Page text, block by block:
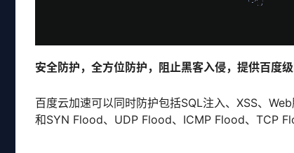
安全防护，全方位防护，阻止黑客入侵，提供百度
百度云加速可以同时防护包括SQL注入、XSS、
和SYN Flood、UDP Flood、ICMP Flood、TCP